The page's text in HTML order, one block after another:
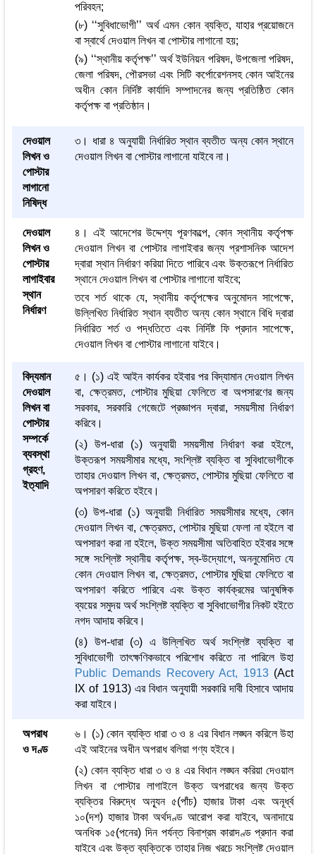
পরিবহন;
(৮) ‘‘সুবিধাভোগী’’ অর্থ এমন কোন ব্যক্তি, যাহার প্রয়োজনে
বা স্বার্থে দেওয়াল লিখন বা পোস্টার লাগানো হয়;
(৯) ‘‘স্থানীয় কর্তৃপক্ষ’’ অর্থ ইউনিয়ন পরিষদ, উপজেলা পরিষদ,
জেলা পরিষদ, পৌরসভা এবং সিটি কর্পোরেশনসহ কোন আইনের
অধীন কোন নির্দিষ্ট কার্যাদি সম্পাদনের জন্য প্রতিষ্ঠিত কোন
কর্তৃপক্ষ বা প্রতিষ্ঠান।
দেওয়াল
লিখন ও
পোস্টার
লাগানো
নিষিদ্ধ
৩। ধারা ৪ অনুযায়ী নির্ধারিত স্থান ব্যতীত অন্য কোন স্থানে
দেওয়াল লিখন বা পোস্টার লাগানো যাইবে না।
দেওয়াল
লিখন ও
পোস্টার
লাগাইবার
স্থান
নির্ধারণ
৪। এই আদেশের উদ্দেশ্য পূরণকল্পে, কোন স্থানীয় কর্তৃপক্ষ
দেওয়াল লিখন বা পোস্টার লাগাইবার জন্য প্রশাসনিক আদেশ
দ্বারা স্থান নির্ধারণ করিয়া দিতে পারিবে এবং উক্তরূপে নির্ধারিত
স্থানে দেওয়াল লিখন বা পোস্টার লাগানো যাইবে;
তবে শর্ত থাকে যে, স্থানীয় কর্তৃপক্ষের অনুমোদন সাপেক্ষে,
উল্লিখিত নির্ধারিত স্থান ব্যতীত অন্য কোন স্থানে বিধি দ্বারা
নির্ধারিত শর্ত ও পদ্ধতিতে এবং নির্দিষ্ট ফি প্রদান সাপেক্ষে,
দেওয়াল লিখন বা পোস্টার লাগানো যাইবে।
বিদ্যমান
দেওয়াল
লিখন বা
পোস্টার
সম্পর্কে
ব্যবস্থা
গ্রহণ,
ইত্যাদি
৫। (১) এই আইন কার্যকর হইবার পর বিদ্যামান দেওয়াল লিখন
বা, ক্ষেত্রমত, পোস্টার মুছিয়া ফেলিতে বা অপসারণের জন্য
সরকার, সরকারি গেজেটে প্রজ্ঞাপন দ্বারা, সময়সীমা নির্ধারণ
করিবে।
(২) উপ-ধারা (১) অনুযায়ী সময়সীমা নির্ধারণ করা হইলে,
উক্তরূপ সময়সীমার মধ্যে, সংশ্লিষ্ট ব্যক্তি বা সুবিধাভোগীকে
তাহার দেওয়াল লিখন বা, ক্ষেত্রমত, পোস্টার মুছিয়া ফেলিতে বা
অপসারণ করিতে হইবে।
(৩) উপ-ধারা (১) অনুযায়ী নির্ধারিত সময়সীমার মধ্যে, কোন
দেওয়াল লিখন বা, ক্ষেত্রমত, পোস্টার মুছিয়া ফেলা না হইলে বা
অপসারণ করা না হইলে, উক্ত সময়সীমা অতিবাহিত হইবার সঙ্গে
সঙ্গে সংশ্লিষ্ট স্থানীয় কর্তৃপক্ষ, স্ব-উদ্যোগে, অননুমোদিত যে
কোন দেওয়াল লিখন বা, ক্ষেত্রমত, পোস্টার মুছিয়া ফেলিতে বা
অপসারণ করিতে পারিবে এবং উক্ত কার্যক্রমের আনুষঙ্গিক
ব্যয়ের সমুদয় অর্থ সংশ্লিষ্ট ব্যক্তি বা সুবিধাভোগীর নিকট হইতে
নগদ আদায় করিবে।
(৪) উপ-ধারা (৩) এ উল্লিখিত অর্থ সংশ্লিষ্ট ব্যক্তি বা
সুবিধাভোগী তাৎক্ষণিকভাবে পরিশোধ করিতে না পারিলে উহা
Public Demands Recovery Act, 1913 (Act
IX of 1913) এর বিধান অনুযায়ী সরকারি দাবী হিসাবে আদায়
করা যাইবে।
অপরাধ
ও দণ্ড
৬। (১) কোন ব্যক্তি ধারা ৩ ও ৪ এর বিধান লঙ্ঘন করিলে উহা
এই আইনের অধীন অপরাধ বলিয়া গণ্য হইবে।
(২) কোন ব্যক্তি ধারা ৩ ও ৪ এর বিধান লঙ্ঘন করিয়া দেওয়াল
লিখন বা পোস্টার লাগাইলে উক্ত অপরাধের জন্য উক্ত
ব্যক্তির বিরুদ্ধে অন্যূন ৫(পাঁচ) হাজার টাকা এবং অনূর্ধ্ব
১০(দশ) হাজার টাকা অর্থদণ্ড আরোপ করা যাইবে, অনাদায়ে
অনধিক ১৫(পনের) দিন পর্যন্ত বিনাশ্রম কারাদণ্ড প্রদান করা
যাইবে এবং উক্ত ব্যক্তিকে তাহার নিজ খরচে সংশ্লিষ্ট দেওয়াল